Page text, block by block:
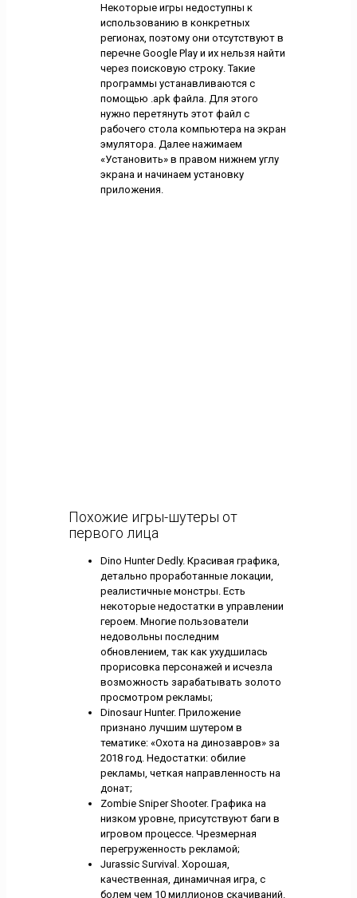
Некоторые игры недоступны к
использованию в конкретных
регионах, поэтому они отсутствуют в
перечне Google Play и их нельзя найти
через поисковую строку. Такие
программы устанавливаются с
помощью .apk файла. Для этого
нужно перетянуть этот файл с
рабочего стола компьютера на экран
эмулятора. Далее нажимаем
«Установить» в правом нижнем углу
экрана и начинаем установку
приложения.
Похожие игры-шутеры от
первого лица
Dino Hunter Dedly. Красивая графика,
детально проработанные локации,
реалистичные монстры. Есть
некоторые недостатки в управлении
героем. Многие пользователи
недовольны последним
обновлением, так как ухудшилась
прорисовка персонажей и исчезла
возможность зарабатывать золото
просмотром рекламы;
Dinosaur Hunter. Приложение
признано лучшим шутером в
тематике: «Охота на динозавров» за
2018 год. Недостатки: обилие
рекламы, четкая направленность на
донат;
Zombie Sniper Shooter. Графика на
низком уровне, присутствуют баги в
игровом процессе. Чрезмерная
перегруженность рекламой;
Jurassic Survival. Хорошая,
качественная, динамичная игра, с
болем чем 10 миллионов скачиваний.